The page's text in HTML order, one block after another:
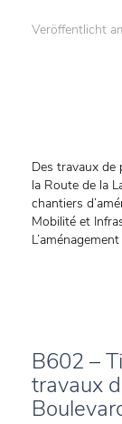
Veröffentlicht
Des travaux
la Route de la
chantiers
Mobilité et
B602 –
travaux